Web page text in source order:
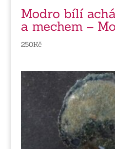
Modro bílí
a mechem –
250Kč